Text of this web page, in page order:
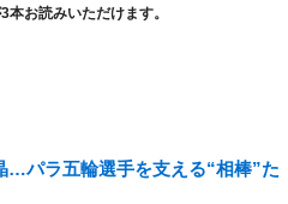
お読みいただけます。
…パラ五輪選手を支える“相棒”た